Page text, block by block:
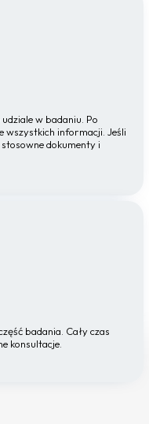
w badaniu. Po
wszystkich informacji. Jeśli
dokumenty i
badania. Cały czas
konsultacje.